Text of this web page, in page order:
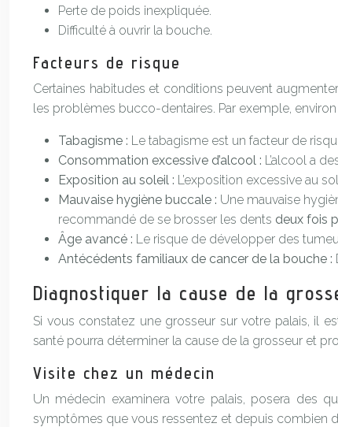
Perte de poids inexpliquée.
Difficulté à ouvrir la bouche.
Facteurs de risque
Certaines habitudes et conditions peuvent
les problèmes bucco-dentaires. Par exemple, environ
Tabagisme : Le tabagisme est un facteur de
Consommation excessive d’alcool : L’alcool a
Exposition au soleil : L’exposition excessive au
Mauvaise hygiène buccale : Une mauvaise
recommandé de se brosser les dents deux fois
Âge avancé : Le risque de développer des
Antécédents familiaux de cancer de la bouche :
Diagnostiquer la cause de la
Si vous constatez une grosseur sur votre palais, il
santé pourra déterminer la cause de la grosseur et
Visite chez un médecin
Un médecin examinera votre palais, posera des
symptômes que vous ressentez et depuis combien